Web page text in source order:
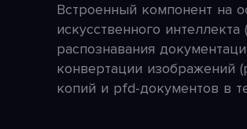
Встроенный компонент на
искусственного интеллекта
распознавания
конвертации изображений
копий и pfd-документов в